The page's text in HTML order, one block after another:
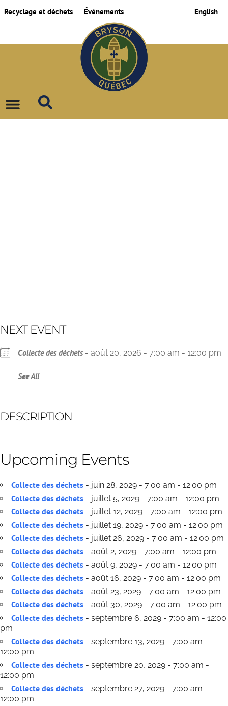
Recyclage et déchets Événements English
NEXT EVENT
Collecte des déchets- août 20, 2026 - 7:00 am - 12:00 pm
See All
DESCRIPTION
Upcoming Events
Collecte des déchets - juin 28, 2029 - 7:00 am - 12:00 pm
Collecte des déchets - juillet 5, 2029 - 7:00 am - 12:00 pm
Collecte des déchets - juillet 12, 2029 - 7:00 am - 12:00 pm
Collecte des déchets - juillet 19, 2029 - 7:00 am - 12:00 pm
Collecte des déchets - juillet 26, 2029 - 7:00 am - 12:00 pm
Collecte des déchets - août 2, 2029 - 7:00 am - 12:00 pm
Collecte des déchets - août 9, 2029 - 7:00 am - 12:00 pm
Collecte des déchets - août 16, 2029 - 7:00 am - 12:00 pm
Collecte des déchets - août 23, 2029 - 7:00 am - 12:00 pm
Collecte des déchets - août 30, 2029 - 7:00 am - 12:00 pm
Collecte des déchets - septembre 6, 2029 - 7:00 am - 12:00
pm
Collecte des déchets - septembre 13, 2029 - 7:00 am -
12:00 pm
Collecte des déchets - septembre 20, 2029 - 7:00 am -
12:00 pm
Collecte des déchets - septembre 27, 2029 - 7:00 am -
12:00 pm